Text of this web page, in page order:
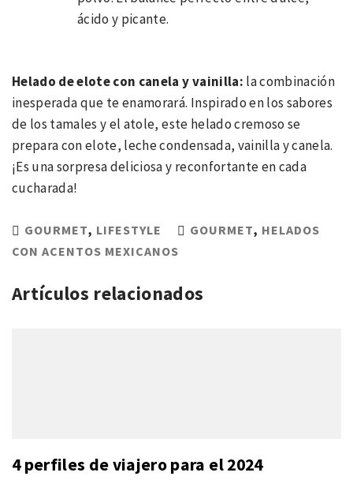
ácido y picante.
Helado de elote con canela y vainilla: la combinación
inesperada que te enamorará. Inspirado en los sabores
de los tamales y el atole, este helado cremoso se
prepara con elote, leche condensada, vainilla y canela.
¡Es una sorpresa deliciosa y reconfortante en cada
cucharada!
GOURMET, LIFESTYLE GOURMET, HELADOS
CON ACENTOS MEXICANOS
Artículos relacionados
4 perfiles de viajero para el 2024